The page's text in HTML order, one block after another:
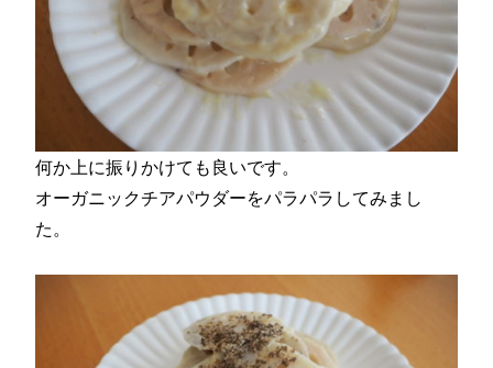
何か上に振りかけても良いです。
オーガニックチアパウダーをパラパラしてみまし
た。